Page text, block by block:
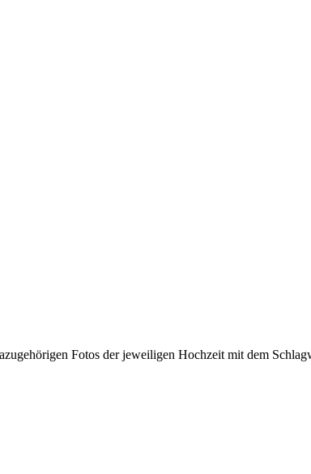
Fotos der jeweiligen Hochzeit mit dem